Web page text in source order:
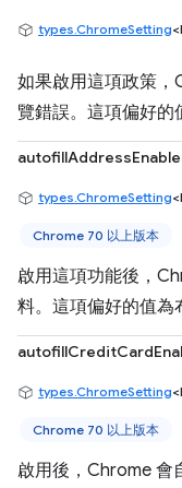
types.ChromeSetting
如果啟用這項政策
覽錯誤。這項偏好的
types.ChromeSetting
Chrome 70 以上版本
啟用這項功能後，
料。這項偏好的值為
types.ChromeSetting
Chrome 70 以上版本
啟用後，Chrome 會